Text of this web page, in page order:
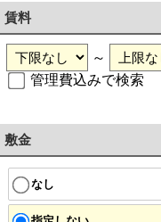
賃料
～
管理費込みで検索
敷金
なし